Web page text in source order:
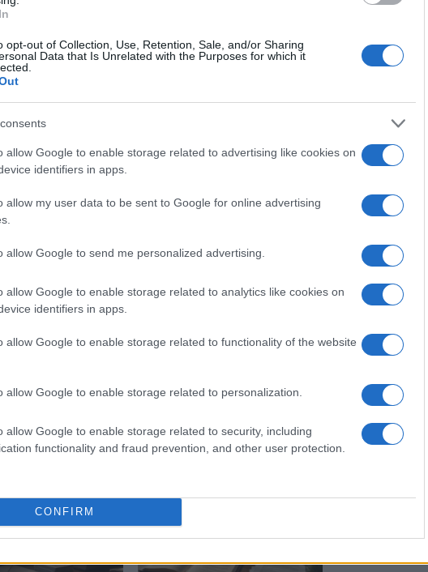
opt-out of Collection, Use, Retention, Sale, and/or Sharing
Data that Is Unrelated with the Purposes for which it
allow Google to enable storage related to advertising like cookies on
identifiers in apps.
allow my user data to be sent to Google for online advertising
allow Google to send me personalized advertising.
allow Google to enable storage related to analytics like cookies on
identifiers in apps.
allow Google to enable storage related to functionality of the website
allow Google to enable storage related to personalization.
allow Google to enable storage related to security, including
functionality and fraud prevention, and other user protection.
CONFIRM